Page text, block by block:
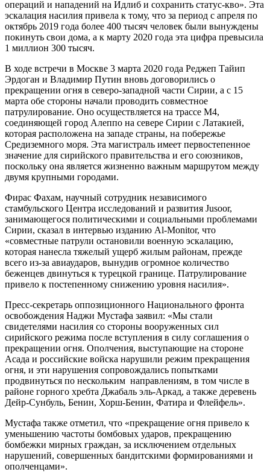
операций и нападений на Идлиб и сохранить статус-кво». Эта
эскалация насилия привела к тому, что за период с апреля по
октябрь 2019 года более 400 тысяч человек были вынуждены
покинуть свои дома, а к марту 2020 года эта цифра превысила
1 миллион 300 тысяч.
В ходе встречи в Москве 3 марта 2020 года Реджеп Тайип
Эрдоган и Владимир Путин вновь договорились о
прекращении огня в северо-западной части Сирии, а с 15
марта обе стороны начали проводить совместное
патрулирование. Оно осуществляется на трассе М4,
соединяющей город Алеппо на севере Сирии с Латакией,
которая расположена на западе страны, на побережье
Средиземного моря. Эта магистраль имеет первостепенное
значение для сирийского правительства и его союзников,
поскольку она является жизненно важным маршрутом между
двумя крупными городами.
Фирас Фахам, научный сотрудник независимого
стамбульского Центра исследований и развития Jusoor,
занимающегося политическими и социальными проблемами
Сирии, сказал в интервью изданию Al-Monitor, что
«совместные патрули остановили военную эскалацию,
которая нанесла тяжелый ущерб жилым районам, прежде
всего из-за авиаударов, вынудив огромное количество
беженцев двинуться к турецкой границе. Патрулирование
привело к постепенному снижению уровня насилия».
Пресс-секретарь оппозиционного Национального фронта
освобождения Наджи Мустафа заявил: «Мы стали
свидетелями насилия со стороны вооруженных сил
сирийского режима после вступления в силу соглашения о
прекращении огня. Ополчения, выступающие на стороне
Асада и российские войска нарушили режим прекращения
огня, и эти нарушения сопровождались попытками
продвинуться по нескольким направлениям, в том числе в
районе горного хребта Джабаль эль-Аркад, а также деревень
Дейр-Сунбуль, Бенин, Хорш-Бенин, Фатира и Флейфель».
Мустафа также отметил, что «прекращение огня привело к
уменьшению частоты бомбовых ударов, прекращению
бомбежки мирных граждан, за исключением отдельных
нарушений, совершенных бандитскими формированиями и
ополченцами».